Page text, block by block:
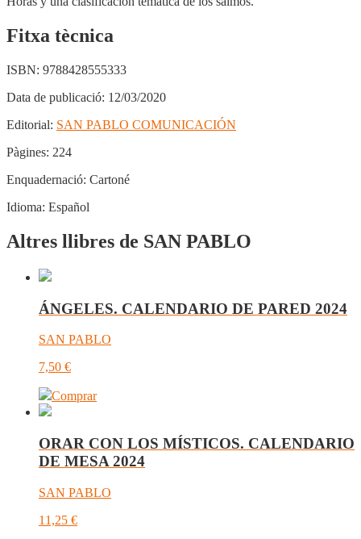
Fitxa tècnica
ISBN: 9788428555333
Data de publicació: 12/03/2020
Editorial: SAN PABLO COMUNICACIÓN
Pàgines: 224
Enquadernació: Cartoné
Idioma: Español
Altres llibres de SAN PABLO
ÁNGELES. CALENDARIO DE PARED 2024
SAN PABLO
7,50 €
Comprar
ORAR CON LOS MÍSTICOS. CALENDARIO
DE MESA 2024
SAN PABLO
11,25 €